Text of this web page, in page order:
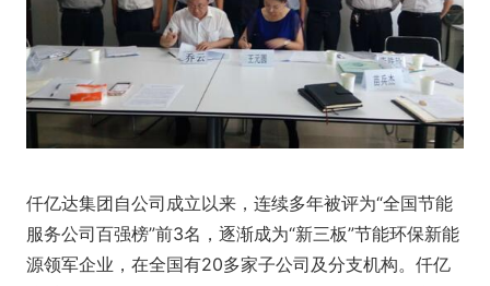
仟亿达集团自公司成立以来，连续多年被评为“全国节能
服务公司百强榜”前3名，逐渐成为“新三板”节能环保新能
源领军企业，在全国有20多家子公司及分支机构。仟亿